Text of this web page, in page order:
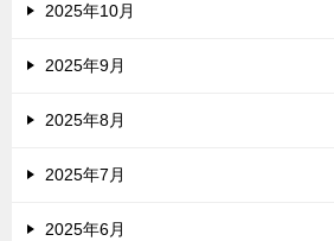
2025年10月
2025年9月
2025年8月
2025年7月
2025年6月